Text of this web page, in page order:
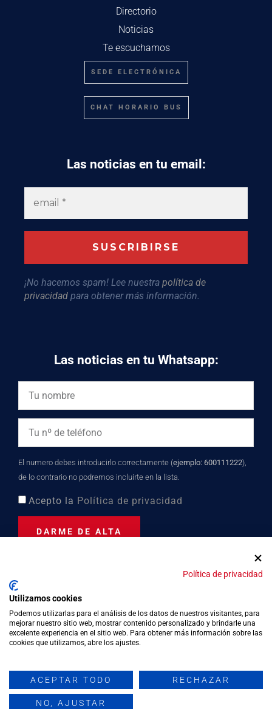
Directorio
Noticias
Te escuchamos
SEDE ELECTRÓNICA
CHAT HORARIO BUS
Las noticias en tu email:
¡No hacemos spam! Lee nuestra política de
privacidad para obtener más información.
Las noticias en tu Whatsapp:
El numero debes introducirlo correctamente (ejemplo: 600111222),
de lo contrario no podremos incluirte en la lista.
Acepto la Política de privacidad
DARME DE ALTA
Distinción turística desde
2023
Aviso legal
Política de privacidad
Utilizamos cookies
Podemos utilizarlas para el análisis de los datos de nuestros visitantes, para
mejorar nuestro sitio web, mostrar contenido personalizado y brindarle una
excelente experiencia en el sitio web. Para obtener más información sobre las
cookies que utilizamos, abre los ajustes.
ACEPTAR TODO RECHAZAR
NO, AJUSTAR